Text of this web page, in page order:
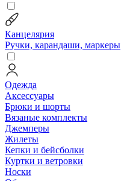
Канцелярия
Ручки, карандаши, маркеры
Одежда
Аксессуары
Брюки и шорты
Вязаные комплекты
Джемперы
Жилеты
Кепки и бейсболки
Куртки и ветровки
Носки